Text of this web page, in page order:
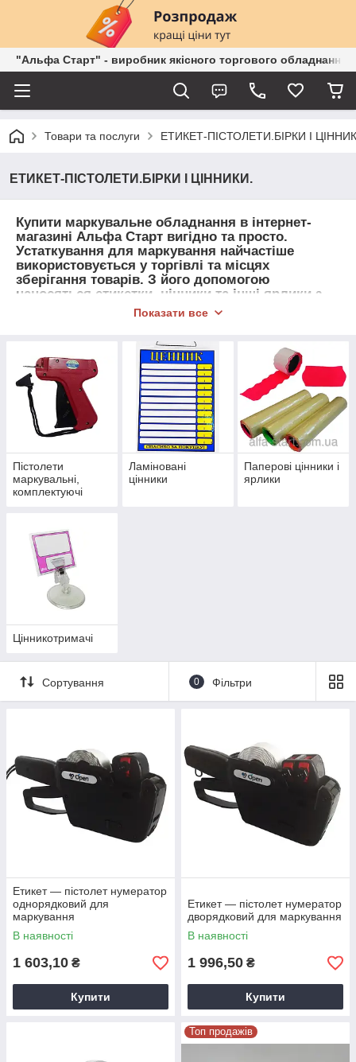
"Альфа Старт" - виробник якісного торгового обладнання
Товари та послуги ЕТИКЕТ-ПІСТОЛЕТИ.БІРКИ І
ЕТИКЕТ-ПІСТОЛЕТИ.БІРКИ І ЦІННИКИ.
Купити маркувальне обладнання в інтернет-
магазині Альфа Старт вигідно та просто.
Устаткування для маркування найчастіше
використовується у торгівлі та місцях
зберігання товарів. З його допомогою
наносяться етикетки, цінники та інші ярлики з
інформацією. У сучасних умовах маркування
матеріали до них незамінні.
Показати все
Пістолети
маркувальні,
комплектуючі
Ламіновані
цінники
Паперові цінники і
ярлики
Цінникотримачі
Сортування 0 Фільтри
Етикет — пістолет нумератор
однорядковий для
маркування
В наявності
1 603,10 ₴
Купити
Етикет — пістолет нумератор
дворядковий для маркування
В наявності
1 996,50 ₴
Купити
Топ продажів